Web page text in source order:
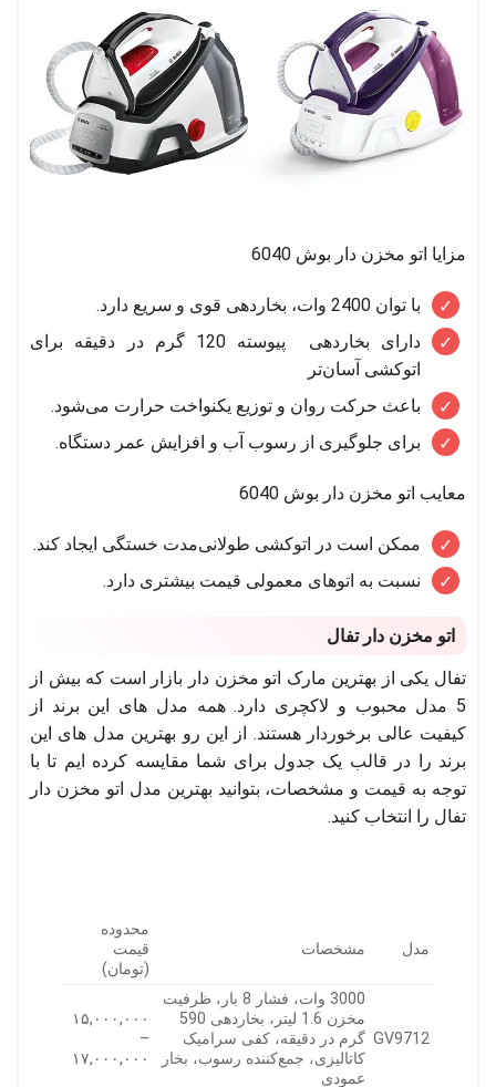
مزایا اتو مخزن دار بوش 6040
با توان 2400 وات، بخاردهی قوی و سریع دارد.
دارای بخاردهی پیوسته 120 گرم در دقیقه برای
اتوکشی آسان‌تر
باعث حرکت روان و توزیع یکنواخت حرارت می‌شود.
برای جلوگیری از رسوب آب و افزایش عمر دستگاه.
معایب اتو مخزن دار بوش 6040
ممکن است در اتوکشی طولانی‌مدت خستگی ایجاد کند.
نسبت به اتوهای معمولی قیمت بیشتری دارد.
اتو مخزن دار تفال
تفال یکی از بهترین مارک اتو مخزن دار بازار است که بیش از
5 مدل محبوب و لاکچری دارد. همه مدل های این برند از
کیفیت عالی برخوردار هستند. از این رو بهترین مدل های این
برند را در قالب یک جدول برای شما مقایسه کرده ایم تا با
توجه به قیمت و مشخصات، بتوانید بهترین مدل اتو مخزن دار
تفال را انتخاب کنید.
مدل مشخصات
محدوده
قیمت
(تومان)
GV9712
3000 وات، فشار 8 بار، ظرفیت
مخزن 1.6 لیتر، بخاردهی 590
گرم در دقیقه، کفی سرامیک
کاتالیزی، جمع‌کننده رسوب، بخار
عمودی
۱۵,۰۰۰,۰۰۰
–
۱۷,۰۰۰,۰۰۰